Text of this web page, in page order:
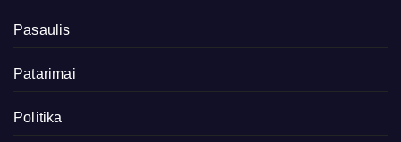
Pasaulis
Patarimai
Politika